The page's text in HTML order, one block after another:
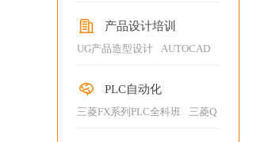
MasterCAM造型编程 /
masterCAM车加工
工 / UG五轴加工
PowerMill加
工编程 / Cimatron E加工编程
具设计 / 五金冲压模具设计
械设计工程师班
产品设计培训
UG产品造型设计 AUTOCAD
造型设计PLC自动化
三菱FX系列PLC全科班
三菱Q